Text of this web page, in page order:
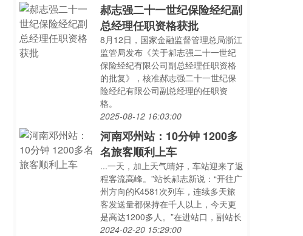
郝志强二十一世纪保险经纪副
总经理任职资格获批
8月12日，国家金融监督管理总局浙江
监管局发布《关于郝志强二十一世纪
保险经纪有限公司副总经理任职资格
的批复》，核准郝志强二十一世纪保
险经纪有限公司副总经理的任职资
格。
2025-08-12 16:03:00
河南邓州站：10分钟 1200多
名旅客顺利上车
...一天，加上天气晴好，车站迎来了返
程客流高峰。”站长郝志新说：“开往广
州方向的K4581次列车，连续多天旅
客发送量都保持在千人以上，今天更
是高达1200多人。”在进站口，副站长
2024-02-20 15:29:00